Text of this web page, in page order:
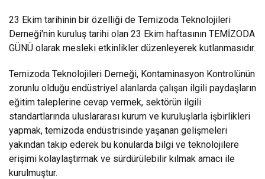
23 Ekim tarihinin bir özelliği de Temizoda Teknolojileri
Derneği'nin kuruluş tarihi olan 23 Ekim haftasının TEMİZODA
GÜNÜ olarak mesleki etkinlikler düzenleyerek kutlanmasıdır.
Temizoda Teknolojileri Derneği, Kontaminasyon Kontrolünün
zorunlu olduğu endüstriyel alanlarda çalışan ilgili paydaşların
eğitim taleplerine cevap vermek, sektörün ilgili
standartlarında uluslararası kurum ve kuruluşlarla işbirlikleri
yapmak, temizoda endüstrisinde yaşanan gelişmeleri
yakından takip ederek bu konularda bilgi ve teknolojilere
erişimi kolaylaştırmak ve sürdürülebilir kılmak amacı ile
kurulmuştur.